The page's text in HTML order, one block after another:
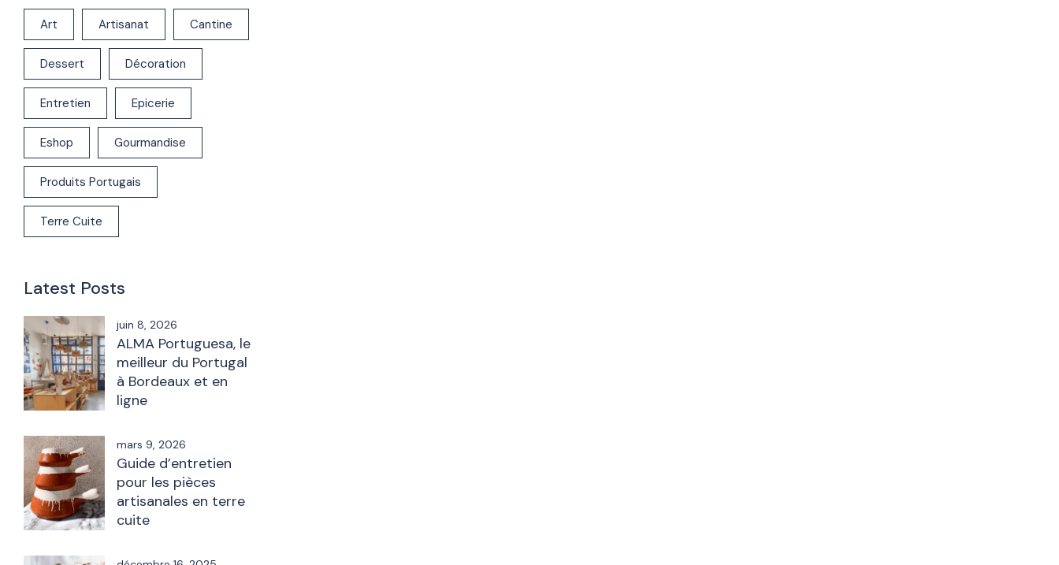
Art Artisanat Cantine
Dessert Décoration
Entretien Epicerie
Eshop Gourmandise
Produits Portugais
Terre Cuite
Latest Posts
juin 8, 2026
ALMA Portuguesa, le
meilleur du Portugal
à Bordeaux et en
ligne
mars 9, 2026
Guide d’entretien
pour les pièces
artisanales en terre
cuite